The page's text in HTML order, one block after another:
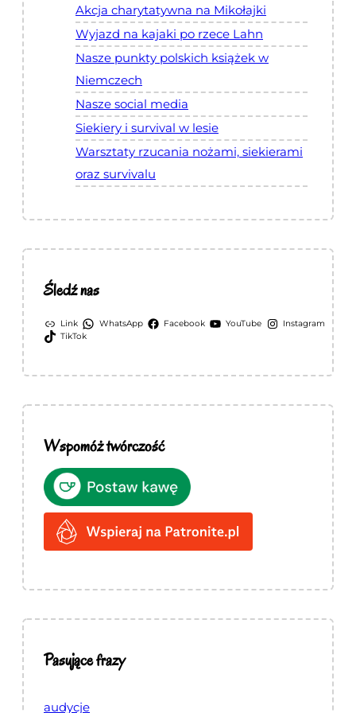
Akcja charytatywna na Mikołajki
Wyjazd na kajaki po rzece Lahn
Nasze punkty polskich książek w
Niemczech
Nasze social media
Siekiery i survival w lesie
Warsztaty rzucania nożami, siekierami
oraz survivalu
Śledź nas
Link WhatsApp Facebook YouTube
Instagram
TikTok
Wspomóż twórczość
Pasujące frazy
audycje